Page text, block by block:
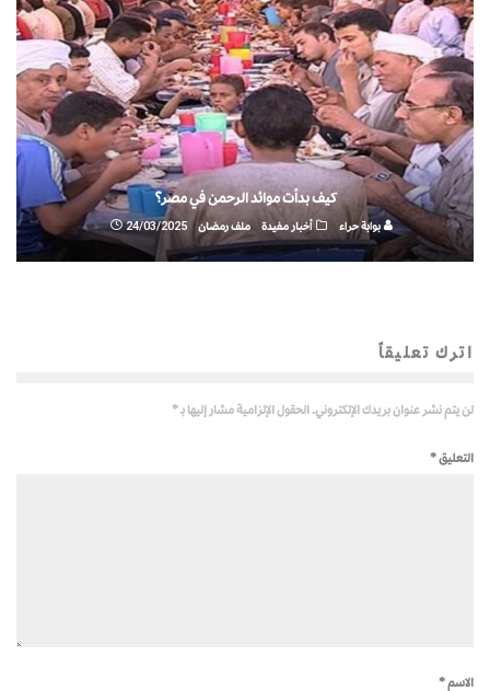
كيف بدأت موائد الرحمن في مصر؟
بوابة حراء أخبار مفيدة ملف رمضان 24/03/2025
اترك تعليقاً
لن يتم نشر عنوان بريدك الإلكتروني. الحقول الإلزامية مشار إليها بـ*
التعليق*
الاسم *